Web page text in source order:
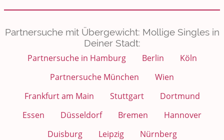
Partnersuche mit Übergewicht: Mollige Singles in
Deiner Stadt:
Partnersuche in Hamburg
Berlin
Köln
Partnersuche München
Wien
Frankfurt am Main
Stuttgart
Dortmund
Essen
Düsseldorf Bremen
Hannover
Duisburg
Leipzig Nürnberg